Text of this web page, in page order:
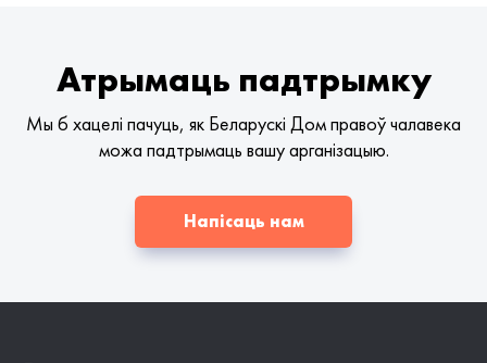
Атрымаць падтрымку
Мы б хацелі пачуць, як Беларускі Дом правоў чалавека
можа падтрымаць вашу арганізацыю.
Напісаць нам